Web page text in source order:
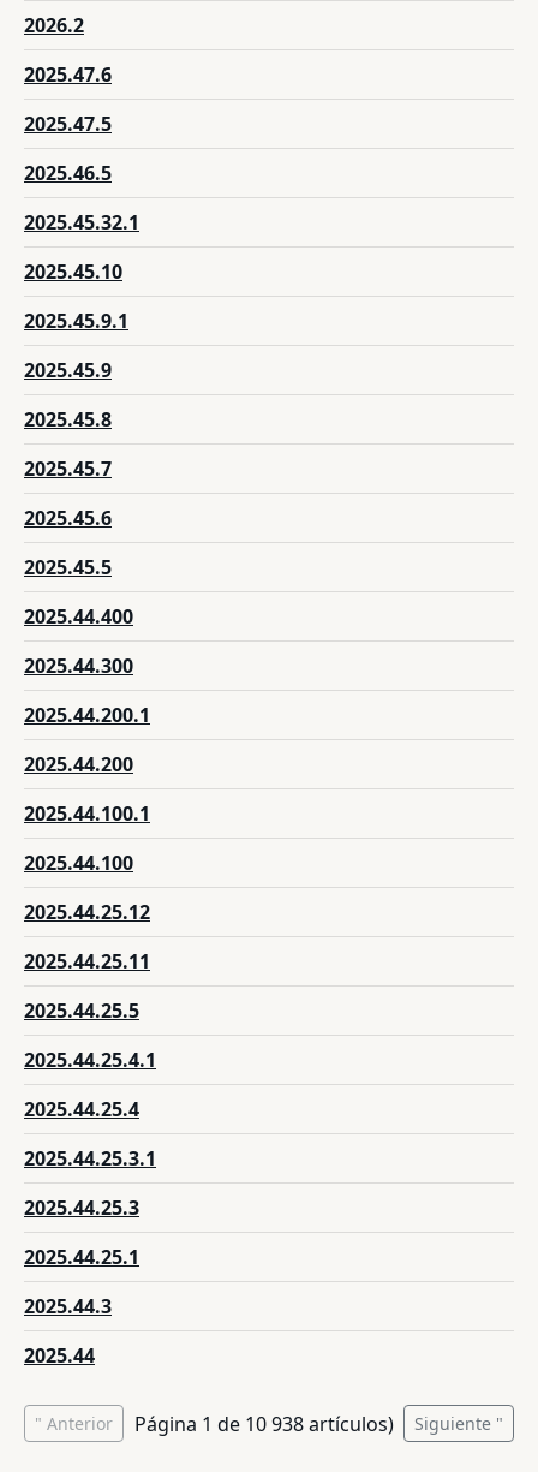
2026.2
2025.47.6
2025.47.5
2025.46.5
2025.45.32.1
2025.45.10
2025.45.9.1
2025.45.9
2025.45.8
2025.45.7
2025.45.6
2025.45.5
2025.44.400
2025.44.300
2025.44.200.1
2025.44.200
2025.44.100.1
2025.44.100
2025.44.25.12
2025.44.25.11
2025.44.25.5
2025.44.25.4.1
2025.44.25.4
2025.44.25.3.1
2025.44.25.3
2025.44.25.1
2025.44.3
2025.44
" Anterior Página 1 de 10 938artículos) Siguiente "